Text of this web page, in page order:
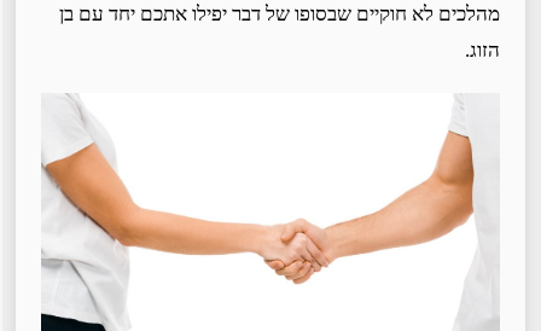
מהלכים לא חוקיים שבסופו של דבר יפילו אתכם יחד עם בן
הזוג.